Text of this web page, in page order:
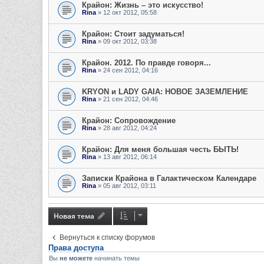
Крайон: Жизнь – это искусство!
Rina » 12 окт 2012, 05:58
Крайон: Стоит задуматься!
Rina » 09 окт 2012, 03:38
Крайон. 2012. По правде говоря...
Rina » 24 сен 2012, 04:16
KRYON и LADY GAIA: НОВОЕ ЗАЗЕМЛЕНИЕ
Rina » 21 сен 2012, 04:46
Крайон: Сопровождение
Rina » 28 авг 2012, 04:24
Крайон: Для меня большая честь БЫТЬ!
Rina » 13 авг 2012, 06:14
Записки Крайона в Галактическом Календаре
Rina » 05 авг 2012, 03:11
Новая тема
Вернуться к списку форумов
Права доступа
Вы не можете начинать темы